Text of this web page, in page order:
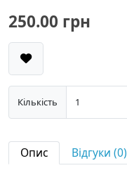
250.00 грн
Кількість
Опис Відгуки (0)